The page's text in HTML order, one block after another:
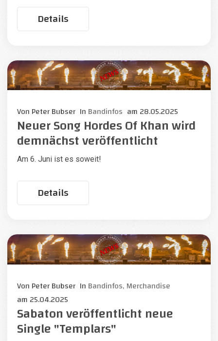
Details
Von Peter Bubser In Bandinfos am 28.05.2025
Neuer Song Hordes Of Khan wird
demnächst veröffentlicht
Am 6. Juni ist es soweit!
Details
Von Peter Bubser In Bandinfos, Merchandise
am 25.04.2025
Sabaton veröffentlicht neue
Single "Templars"